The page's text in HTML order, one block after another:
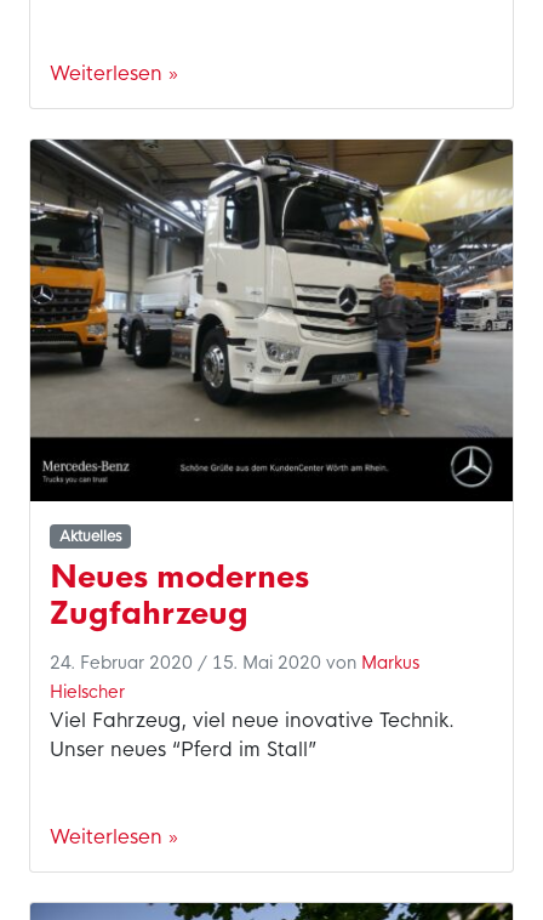
Weiterlesen »
Aktuelles
Neues modernes
Zugfahrzeug
24. Februar 2020 / 15. Mai 2020 von Markus
Hielscher
Viel Fahrzeug, viel neue inovative Technik.
Unser neues “Pferd im Stall”
Weiterlesen »